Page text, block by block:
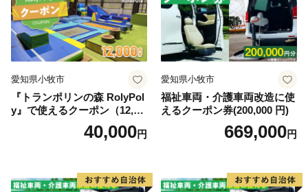
電話番号：050-3526-1149
愛知県小牧市
『トランポリンの森 RolyPol
y』で使えるクーポン（12,00
40,000円
愛知県小牧市
福祉車両・介護車両改造に使
えるクーポン券(200,000 円)
669,000円